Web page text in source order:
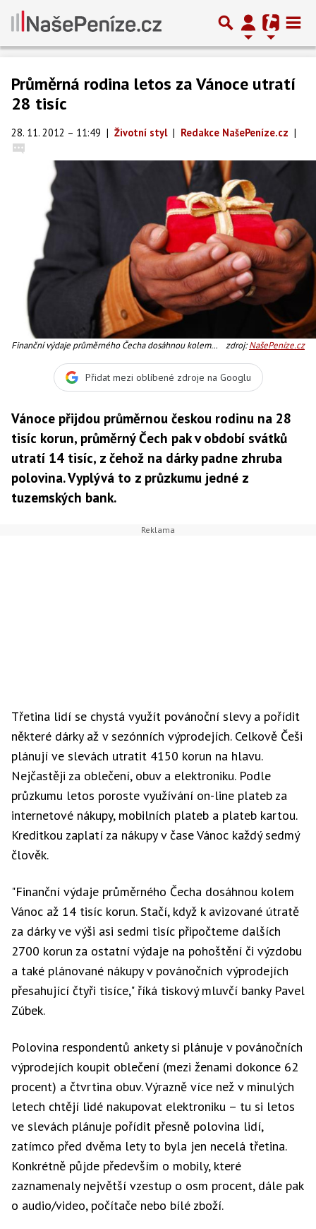
Průměrná rodina letos za Vánoce utratí
28 tisíc
28. 11. 2012 – 11:49 | Životní styl | Redakce NašePeníze.cz |
Finanční výdaje průměrného Čecha dosáhnou kolem
zdroj:NašePeníze.cz
Přidat mezi oblíbené zdroje na Googlu
Vánoce přijdou průměrnou českou rodinu na 28
tisíc korun, průměrný Čech pak v období svátků
utratí 14 tisíc, z čehož na dárky padne zhruba
polovina. Vyplývá to z průzkumu jedné z
tuzemských bank.
Třetina lidí se chystá využít povánoční slevy a pořídit
některé dárky až v sezónních výprodejích. Celkově Češi
plánují ve slevách utratit 4150 korun na hlavu.
Nejčastěji za oblečení, obuv a elektroniku. Podle
průzkumu letos poroste využívání on-line plateb za
internetové nákupy, mobilních plateb a plateb kartou.
Kreditkou zaplatí za nákupy v čase Vánoc každý sedmý
člověk.
"Finanční výdaje průměrného Čecha dosáhnou kolem
Vánoc až 14 tisíc korun. Stačí, když k avizované útratě
za dárky ve výši asi sedmi tisíc připočteme dalších
2700 korun za ostatní výdaje na pohoštění či výzdobu
a také plánované nákupy v povánočních výprodejích
přesahující čtyři tisíce," říká tiskový mluvčí banky Pavel
Zúbek.
Polovina respondentů ankety si plánuje v povánočních
výprodejích koupit oblečení (mezi ženami dokonce 62
procent) a čtvrtina obuv. Výrazně více než v minulých
letech chtějí lidé nakupovat elektroniku – tu si letos
ve slevách plánuje pořídit přesně polovina lidí,
zatímco před dvěma lety to byla jen necelá třetina.
Konkrétně půjde především o mobily, které
zaznamenaly největší vzestup o osm procent, dále pak
o audio/video, počítače nebo bílé zboží.